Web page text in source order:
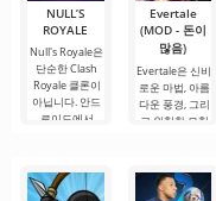
NULL’S
ROYALE
Null's Royale은
단순한 Clash
Royale 클론이
아닙니다. 안드
로이드에서
Evertale
(MOD - 돈이
많음)
Evertale은 신비
로운 마법, 아름
다운 풍경, 그리
고 위험한 모험